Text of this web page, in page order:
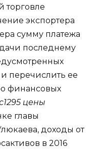
торговле
экспортера
сумму платежа
последнему
перечислить ее
финансовых
цены
главы
доходы от
в 2016